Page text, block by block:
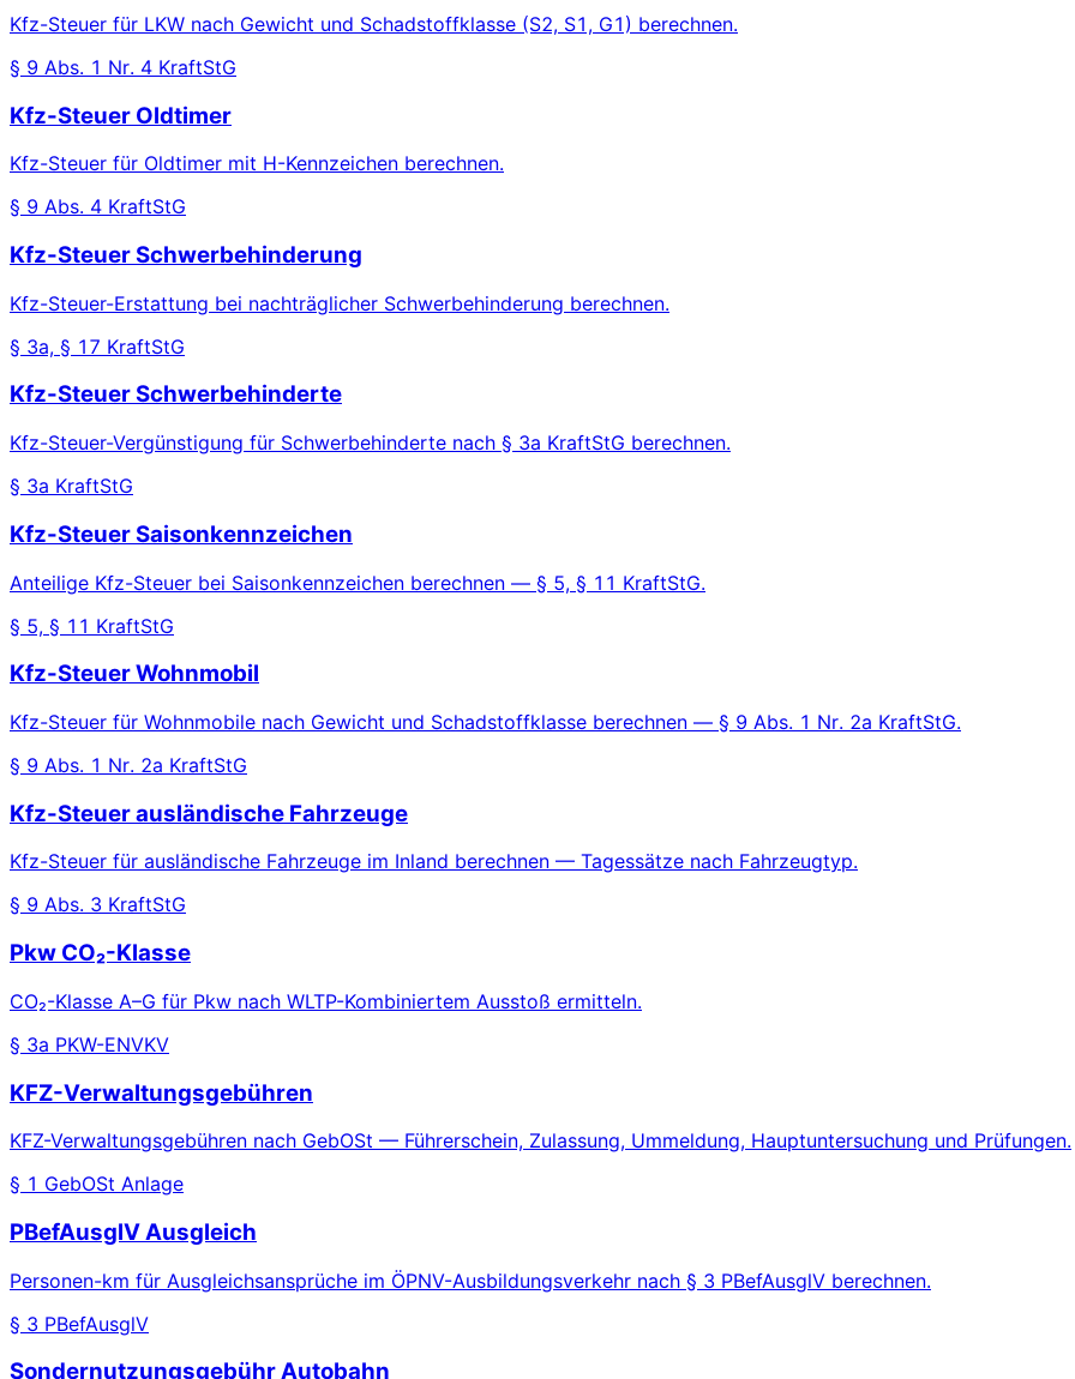
Kfz-Steuer für LKW nach Gewicht und Schadstoffklasse (S2, S1, G1) berechnen.
§ 9 Abs. 1 Nr. 4 KraftStG
Kfz-Steuer Oldtimer
Kfz-Steuer für Oldtimer mit H-Kennzeichen berechnen.
§ 9 Abs. 4 KraftStG
Kfz-Steuer Schwerbehinderung
Kfz-Steuer-Erstattung bei nachträglicher Schwerbehinderung berechnen.
§ 3a, § 17 KraftStG
Kfz-Steuer Schwerbehinderte
Kfz-Steuer-Vergünstigung für Schwerbehinderte nach § 3a KraftStG berechnen.
§ 3a KraftStG
Kfz-Steuer Saisonkennzeichen
Anteilige Kfz-Steuer bei Saisonkennzeichen berechnen — § 5, § 11 KraftStG.
§ 5, § 11 KraftStG
Kfz-Steuer Wohnmobil
Kfz-Steuer für Wohnmobile nach Gewicht und Schadstoffklasse berechnen — § 9 Abs. 1 Nr. 2a KraftStG.
§ 9 Abs. 1 Nr. 2a KraftStG
Kfz-Steuer ausländische Fahrzeuge
Kfz-Steuer für ausländische Fahrzeuge im Inland berechnen — Tagessätze nach Fahrzeugtyp.
§ 9 Abs. 3 KraftStG
Pkw CO₂-Klasse
CO₂-Klasse A–G für Pkw nach WLTP-Kombiniertem Ausstoß ermitteln.
§ 3a PKW-ENVKV
KFZ-Verwaltungsgebühren
KFZ-Verwaltungsgebühren nach GebOSt — Führerschein, Zulassung, Ummeldung, Hauptuntersuchung und Prüfungen.
§ 1 GebOSt Anlage
PBefAusglV Ausgleich
Personen-km für Ausgleichsansprüche im ÖPNV-Ausbildungsverkehr nach § 3 PBefAusglV berechnen.
§ 3 PBefAusglV
Sondernutzungsgebühr Autobahn